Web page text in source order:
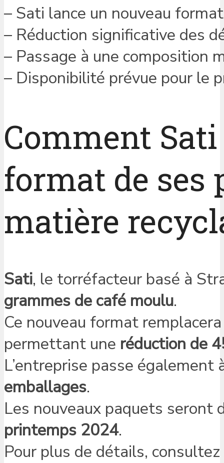
– Sati lance un nouveau
– Réduction significative des
– Passage à une composition
– Disponibilité prévue pour le
Comment
format de ses
matière
Sati, le torréfacteur basé à
grammes de café moulu.
Ce nouveau format
permettant une réduction de
L’entreprise passe
emballages.
Les nouveaux paquets seront
printemps 2024.
Pour plus de détails,